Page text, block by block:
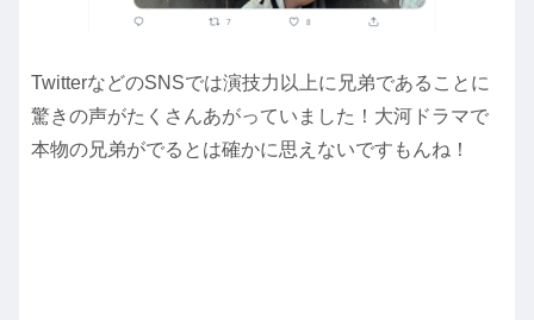
TwitterなどのSNSでは演技力以上に兄弟であることに
驚きの声がたくさんあがっていました！大河ドラマで
本物の兄弟がでるとは確かに思えないですもんね！